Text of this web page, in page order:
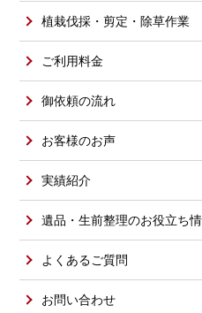
植栽伐採・剪定・除草作業
ご利用料金
御依頼の流れ
お客様のお声
実績紹介
遺品・生前整理のお役立ち
よくあるご質問
お問い合わせ